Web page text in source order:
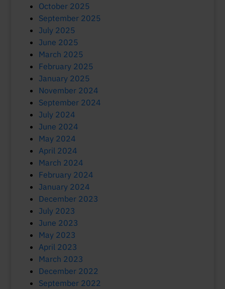
October 2025
September 2025
July 2025
June 2025
March 2025
February 2025
January 2025
November 2024
September 2024
July 2024
June 2024
May 2024
April 2024
March 2024
February 2024
January 2024
December 2023
July 2023
June 2023
May 2023
April 2023
March 2023
December 2022
September 2022